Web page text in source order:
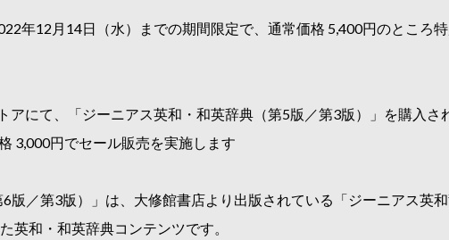
年12月14日（水）までの期間限定で、通常価格 5,400円のところ
アにて、「ジーニアス英和・和英辞典（第5版／第3版）」を購入さ
3,000円でセール販売を実施します
6版／第3版）」は、大修館書店より出版されている「ジーニアス英
英和・和英辞典コンテンツです。